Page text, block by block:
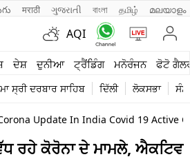
मराठी ગુજરાતી বাংলা தமிழ் മലയാളം
AQI
ਦੇਸ਼ ਦੁਨੀਆ ਟ੍ਰੈਂਡਿੰਗ ਮਨੋਰੰਜਨ ਫੋਟੋ
ਸ੍ਰੀ ਦਰਬਾਰ ਸਾਹਿਬ ਦਿੱਲੀ ਲੋਕਸਭਾ
Update In India Covid 19 Active
ਰਹੇ ਕੋਰੋਨਾ ਦੇ ਮਾਮਲੇ, ਐਕਟਿਵ